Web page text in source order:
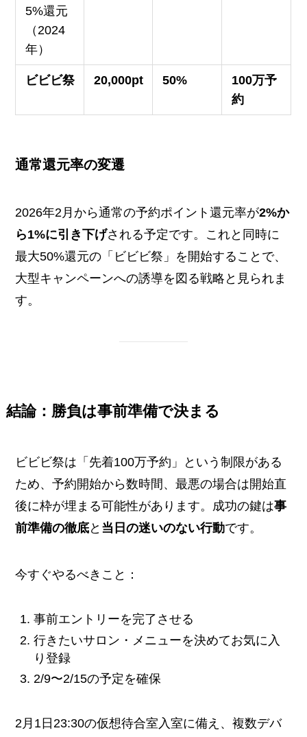
5%還元
（2024
年）
ビビビ祭 20,000pt 50%
100万予
約
通常還元率の変遷
2026年2月から通常の予約ポイント還元率が2%か
ら1%に引き下げされる予定です。これと同時に
最大50%還元の「ビビビ祭」を開始することで、
大型キャンペーンへの誘導を図る戦略と見られま
す。
結論：勝負は事前準備で決まる
ビビビ祭は「先着100万予約」という制限がある
ため、予約開始から数時間、最悪の場合は開始直
後に枠が埋まる可能性があります。成功の鍵は事
前準備の徹底と 当日の迷いのない行動です。
今すぐやるべきこと：
事前エントリーを完了させる
行きたいサロン・メニューを決めてお気に入
り登録
2/9〜2/15の予定を確保
2月1日23:30の仮想待合室入室に備え、複数デバ